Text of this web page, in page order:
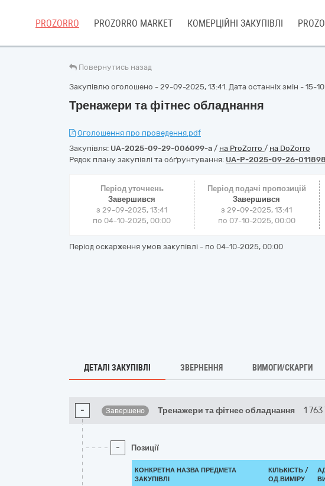
PROZORRO PROZORRO MARKET КОМЕРЦІЙНІ ЗАКУПІВЛІ
Повернутись назад
Закупівлю оголошено - 29-09-2025, 13:41. Дата останніх змін - 15-
Тренажери та фітнес обладнання
Оголошення про проведення.pdf
Закупівля: UA-2025-09-29-006099-a / на ProZorro / на DoZorro
Рядок плану закупівлі та обґрунтування: UA-P-2025-09-26-
Період уточнень
Завершився
з 29-09-2025, 13:41
по 04-10-2025, 00:00
Період подачі пропозицій
Завершився
з 29-09-2025, 13:41
по 07-10-2025, 00:00
Період оскарження умов закупівлі - по 04-10-2025, 00:00
ДЕТАЛІ ЗАКУПІВЛІ ЗВЕРНЕННЯ ВИМОГИ/СКАРГИ
- Завершено Тренажери та фітнес обладнання 1
- Позиції
КОНКРЕТНА НАЗВА ПРЕДМЕТА
ЗАКУПІВЛІ
КІЛЬКІСТЬ /
ОД.ВИМІРУ